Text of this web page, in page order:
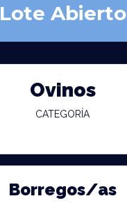
Lote Abierto
Ovinos
CATEGORÍA
Borregos/as